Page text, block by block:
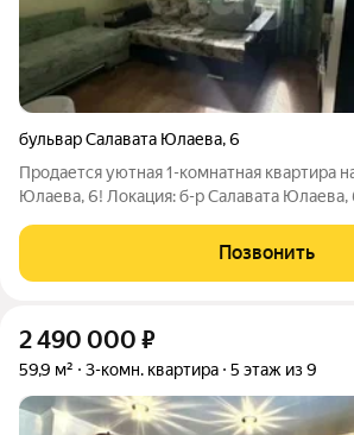
бульвар Салавата Юлаева,6
Продается уютная 1-комнатная квартира
Юлаева, 6! Локация: б-р Салавата Юлаева, 6 (развитая
высоко и не низко, прекрасный вид). Площадь: общая 27,5 кв. м,
кухня 7,2
Позвонить
2 490 000 ₽
59,9 м² 3-комн. квартира 5 этаж из 9